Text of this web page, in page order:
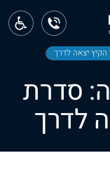
הקיץ יצאה לדרך
סדרת
לדרך